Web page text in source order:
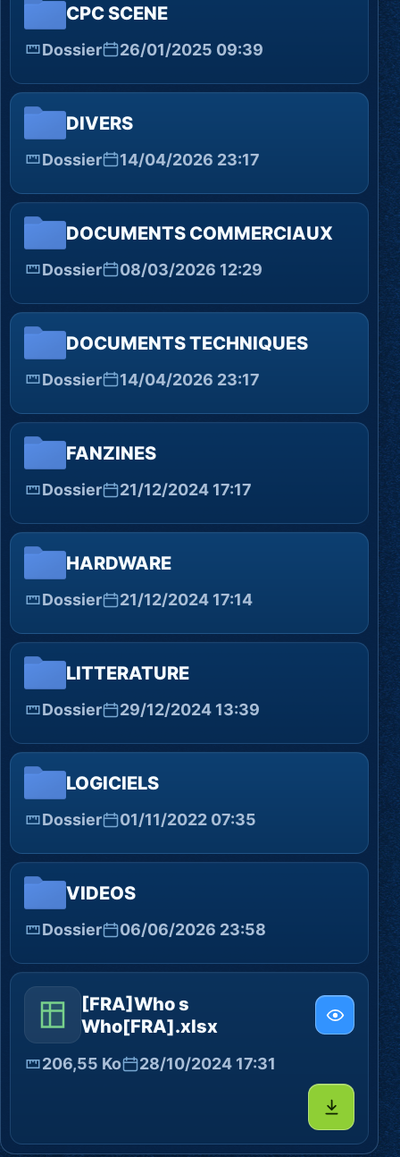
CPC SCENE
Dossier 26/01/2025 09:39
DIVERS
Dossier 14/04/2026 23:17
DOCUMENTS COMMERCIAUX
Dossier 08/03/2026 12:29
DOCUMENTS TECHNIQUES
Dossier 14/04/2026 23:17
FANZINES
Dossier 21/12/2024 17:17
HARDWARE
Dossier 21/12/2024 17:14
LITTERATURE
Dossier 29/12/2024 13:39
LOGICIELS
Dossier 01/11/2022 07:35
VIDEOS
Dossier 06/06/2026 23:58
[FRA]Who s
Who[FRA].xlsx
206,55 Ko 28/10/2024 17:31